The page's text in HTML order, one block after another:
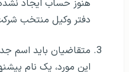
هنوز حساب ایجاد
دفتر وکیل منتخب
متقاضیان باید اسم
این مورد، یک نام